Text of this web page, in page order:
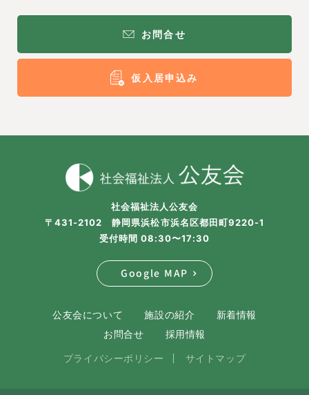
お問合せ
仮入居申込み
社会福祉法人公友会
〒431-2102 静岡県浜松市浜名区都田町9220-1
受付時間 08:30〜17:30
Google MAP
公友会について 施設の紹介
新着情報
お問合せ
採用情報
プライバシーポリシー サイトマップ